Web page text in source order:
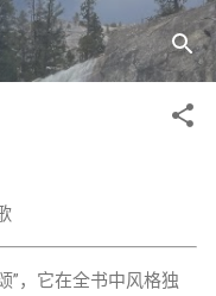
”，它在全书中风格独